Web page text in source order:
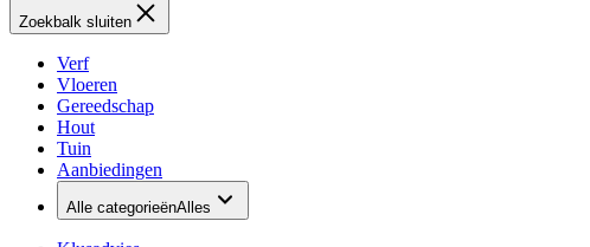
Zoekbalk sluiten
Verf
Vloeren
Gereedschap
Hout
Tuin
Aanbiedingen
Alle categorieënAlles